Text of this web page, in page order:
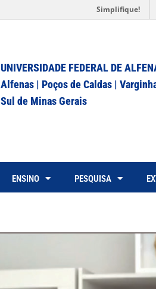
Simplifique!
UNIVERSIDADE FEDERAL DE
Alfenas | Poços de Caldas |
Sul de Minas Gerais
ENSINO PESQUISA